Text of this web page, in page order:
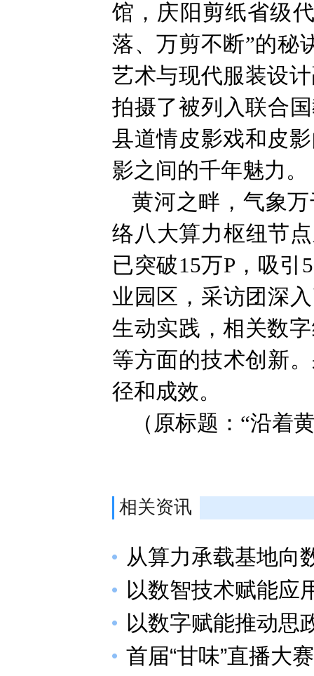
馆，庆阳剪纸省级
落、万剪不断”的秘
艺术与现代服装设
拍摄了被列入联合
县道情皮影戏和皮
影之间的千年魅力。
黄河之畔，气象
络八大算力枢纽节
已突破15万P，吸
业园区，采访团深
生动实践，相关数
等方面的技术创新
径和成效。
（原标题：“沿着
相关资讯
从算力承载基地向
以数智技术赋能应
以数字赋能推动思
首届“甘味”直播大